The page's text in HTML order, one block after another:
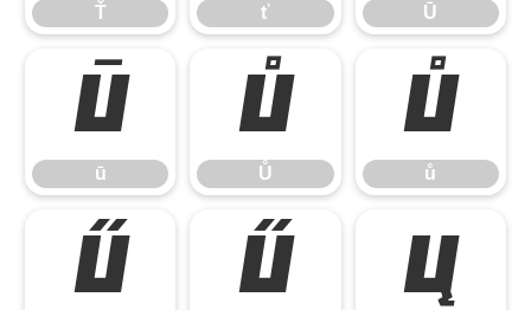
Ť ť Ū
ū
ū
Ů
Ů
ů
ů
Ű ű Ų